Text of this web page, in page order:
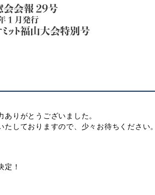
りがとうございました。
しておりますので、少々お待ちください。
定！